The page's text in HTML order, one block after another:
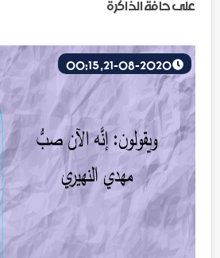
على حافة الذاكرة